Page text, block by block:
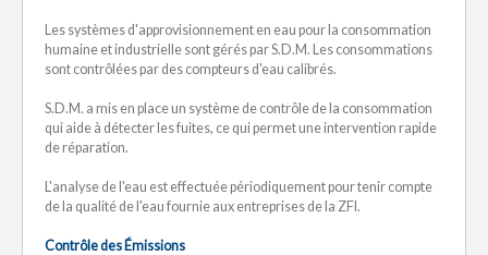
Les systèmes d'approvisionnement en eau pour la consommation
humaine et industrielle sont gérés par S.D.M. Les consommations
sont contrôlées par des compteurs d'eau calibrés.
S.D.M. a mis en place un système de contrôle de la consommation
qui aide à détecter les fuites, ce qui permet une intervention rapide
de réparation.
L'analyse de l'eau est effectuée périodiquement pour tenir compte
de la qualité de l'eau fournie aux entreprises de la ZFI.
Contrôle des Émissions